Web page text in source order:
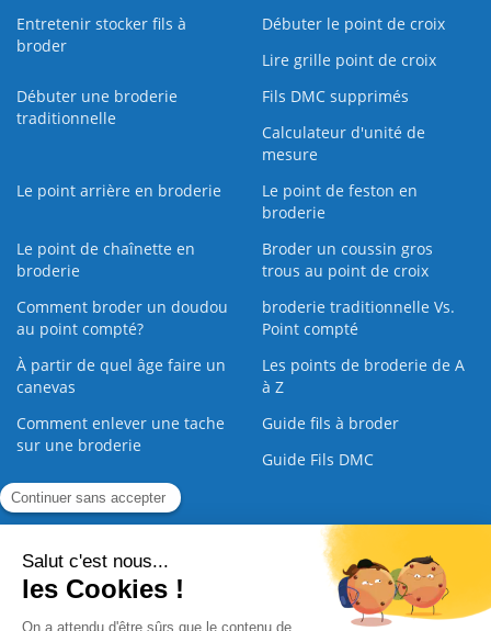
Entretenir stocker fils à
broder
Débuter le point de croix
Lire grille point de croix
Débuter une broderie
traditionnelle
Fils DMC supprimés
Calculateur d'unité de
mesure
Le point arrière en broderie
Le point de feston en
broderie
Le point de chaînette en
broderie
Broder un coussin gros
trous au point de croix
Comment broder un doudou
au point compté?
broderie traditionnelle Vs.
Point compté
À partir de quel âge faire un
canevas
Les points de broderie de A
à Z
Comment enlever une tache
sur une broderie
Guide fils à broder
Guide Fils DMC
Guide de la Broderie
Nous contacter |